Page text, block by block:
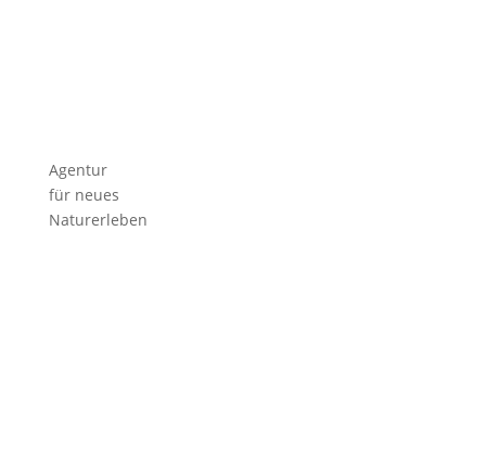
Agentur
für neues
Naturerleben